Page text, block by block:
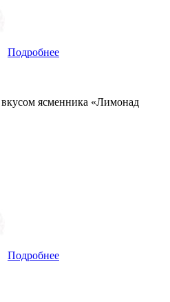
Подробнее
ясменника «Лимонад
Подробнее